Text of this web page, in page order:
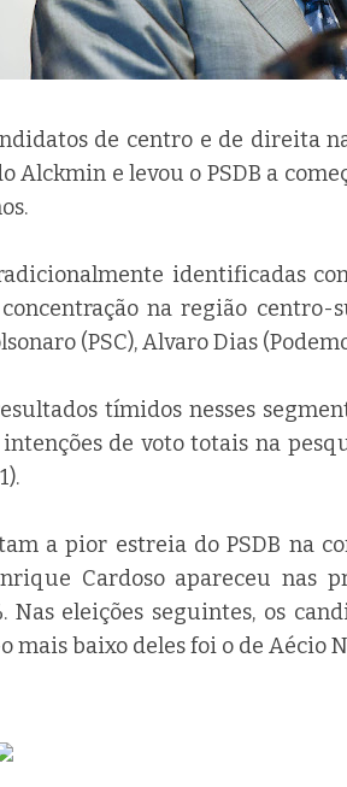
de centro e de direita
Alckmin e levou o PSDB a
identificadas
na região centro-
(PSC), Alvaro Dias
tímidos nesses
intenções de voto totais na
a pior estreia do PSDB na
Cardoso apareceu nas
Nas eleições seguintes, os
baixo deles foi o de Aécio